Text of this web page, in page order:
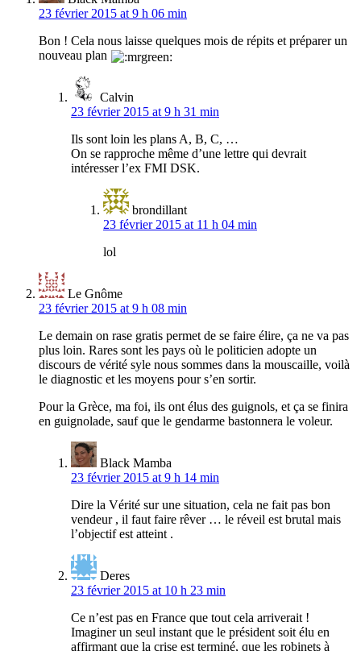
23 février 2015 at 9 h 06 min
Bon ! Cela nous laisse quelques mois de répits et préparer un
nouveau plan
Calvin
23 février 2015 at 9 h 31 min
Ils sont loin les plans A, B, C, …
On se rapproche même d’une lettre qui devrait
intéresser l’ex FMI DSK.
brondillant
23 février 2015 at 11 h 04 min
lol
Le Gnôme
23 février 2015 at 9 h 08 min
Le demain on rase gratis permet de se faire élire, ça ne va pas
plus loin. Rares sont les pays où le politicien adopte un
discours de vérité syle nous sommes dans la mouscaille, voilà
le diagnostic et les moyens pour s’en sortir.
Pour la Grèce, ma foi, ils ont élus des guignols, et ça se finira
en guignolade, sauf que le gendarme bastonnera le voleur.
Black Mamba
23 février 2015 at 9 h 14 min
Dire la Vérité sur une situation, cela ne fait pas bon
vendeur , il faut faire rêver … le réveil est brutal mais
l’objectif est atteint .
Deres
23 février 2015 at 10 h 23 min
Ce n’est pas en France que tout cela arriverait !
Imaginer un seul instant que le président soit élu en
affirmant que la crise est terminé, que les robinets à